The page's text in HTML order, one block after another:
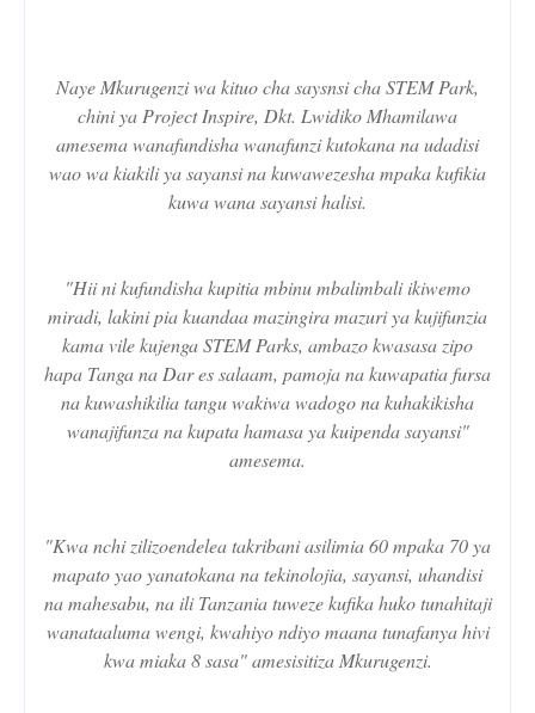
Naye Mkurugenzi wa kituo cha saysnsi cha STEM Park,
chini ya Project Inspire, Dkt. Lwidiko Mhamilawa
amesema wanafundisha wanafunzi kutokana na udadisi
wao wa kiakili ya sayansi na kuwawezesha mpaka kufikia
kuwa wana sayansi halisi.
"Hii ni kufundisha kupitia mbinu mbalimbali ikiwemo
miradi, lakini pia kuandaa mazingira mazuri ya kujifunzia
kama vile kujenga STEM Parks, ambazo kwasasa zipo
hapa Tanga na Dar es salaam, pamoja na kuwapatia fursa
na kuwashikilia tangu wakiwa wadogo na kuhakikisha
wanajifunza na kupata hamasa ya kuipenda sayansi"
amesema.
"Kwa nchi zilizoendelea takribani asilimia 60 mpaka 70 ya
mapato yao yanatokana na tekinolojia, sayansi, uhandisi
na mahesabu, na ili Tanzania tuweze kufika huko tunahitaji
wanataaluma wengi, kwahiyo ndiyo maana tunafanya hivi
kwa miaka 8 sasa" amesisitiza Mkurugenzi.